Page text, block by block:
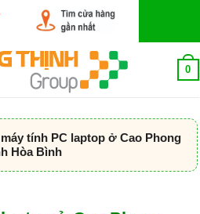
0
tính PC laptop ở Cao Phong
Hòa Bình